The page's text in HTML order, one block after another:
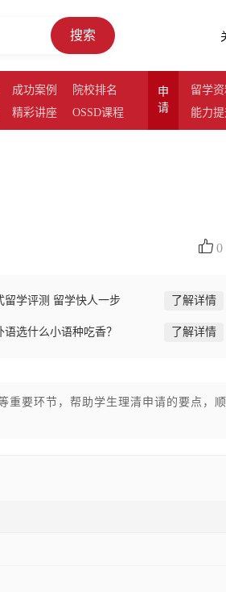
搜索
成功案例
院校排名
精彩讲座 OSSD课程
申
请
留学
能力
0
留学评测 留学快人一步 了解详情
语选什么小语种吃香？ 了解详情
重要环节，帮助学生理清申请的要点，